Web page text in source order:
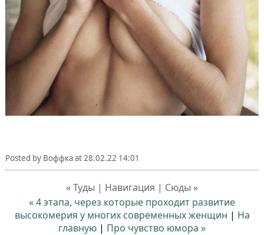
Posted by Воффкаat28.02.22 14:01
« Туды | Навигация | Сюды »
« 4 этапа, через которые проходит развитие
высокомерия у многих современных женщин | На
главную | Про чувство юмора »